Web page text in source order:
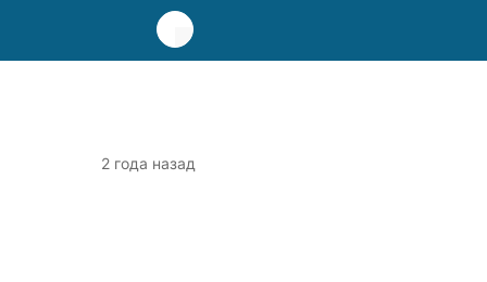
2 года назад